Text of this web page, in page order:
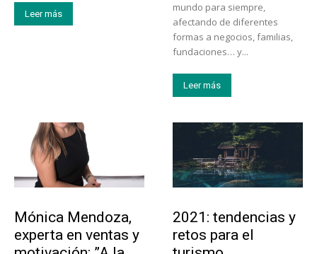
Leer más
mundo para siempre,
afectando de diferentes
formas a negocios, familias,
fundaciones… y...
Leer más
Mónica Mendoza,
experta en ventas y
2021: tendencias y
retos para el